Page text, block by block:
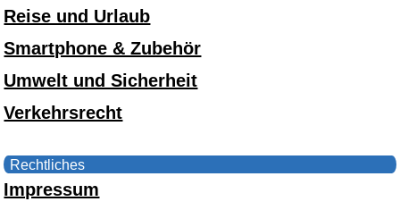
Reise und Urlaub
Smartphone & Zubehör
Umwelt und Sicherheit
Verkehrsrecht
Rechtliches
Impressum